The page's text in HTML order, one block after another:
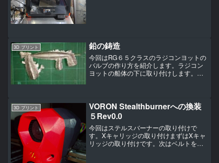
3D プリント 鉛の鋳造
今回はRG６５クラスのラジコンヨットの
バルブの作り方を紹介します。ラジコン
ヨットの船体の下に取り付けします。風
3D プリント
VORON Stealthburnerへの換装
５Rev0.0
今回はステルスバーナーの取り付けで
す。Xキャリッジの取り付けまずはXキャ
リッジの取り付けです。次はベルトを張